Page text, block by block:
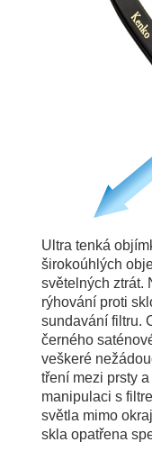
Ultra tenká
širokoúhlých
světelných ztrát.
rýhování proti
sundavání filtru.
černého
veškeré
tření mezi prsty
manipulaci s
světla mimo
skla opatřena